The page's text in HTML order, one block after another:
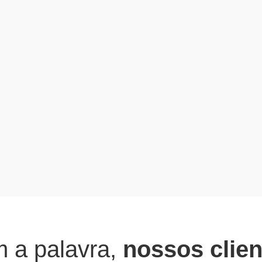
a palavra, nossos